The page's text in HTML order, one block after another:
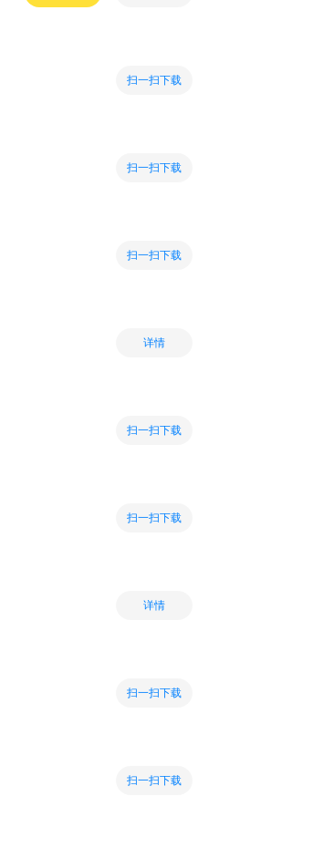
扫一扫下载
扫一扫下载
扫一扫下载
详情
扫一扫下载
扫一扫下载
详情
扫一扫下载
扫一扫下载